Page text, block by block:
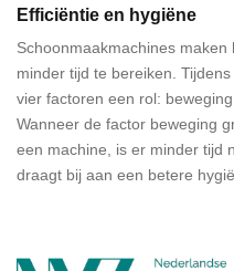
Efficiëntie en hygiëne
Schoonmaakmachines
minder tijd te bereiken.
vier factoren een rol:
Wanneer de factor beweging
een machine, is er minder tijd
draagt bij aan een betere